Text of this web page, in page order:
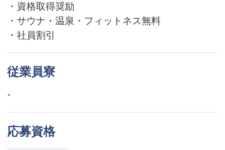
・資格取得奨励
・サウナ・温泉・フィットネス無料
・社員割引
従業員寮
-
応募資格